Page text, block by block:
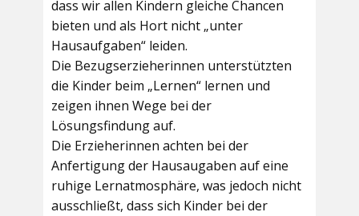
dass wir allen Kindern gleiche Chancen
bieten und als Hort nicht „unter
Hausaufgaben“ leiden.
Die Bezugserzieherinnen unterstützten
die Kinder beim „Lernen“ lernen und
zeigen ihnen Wege bei der
Lösungsfindung auf.
Die Erzieherinnen achten bei der
Anfertigung der Hausaugaben auf eine
ruhige Lernatmosphäre, was jedoch nicht
ausschließt, dass sich Kinder bei der